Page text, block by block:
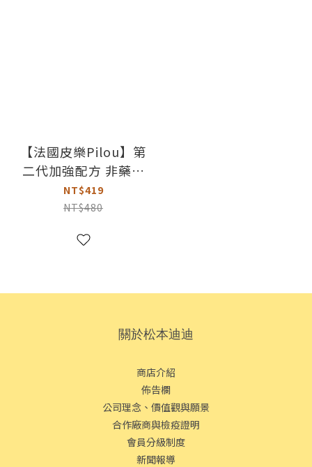
【法國皮樂Pilou】第
二代加強配方 非藥用
防蚤蝨滴劑｜4個月以
上幼犬 - 5kg以下小型
NT$419
NT$480
關於松本迪迪
商店介紹
佈告欄
公司理念、價值觀與願景
合作廠商與檢疫證明
會員分級制度
新聞報導